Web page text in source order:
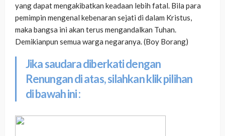
yang dapat mengakibatkan keadaan lebih fatal. Bila para
pemimpin mengenal kebenaran sejati di dalam Kristus,
maka bangsa ini akan terus mengandalkan Tuhan.
Demikianpun semua warga negaranya. (Boy Borang)
Jika saudara diberkati dengan
Renungan di atas, silahkan klik pilihan
di bawah ini :